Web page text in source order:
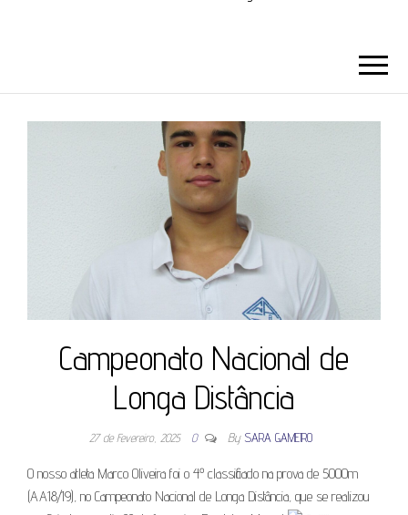
Campeonato Nacional de
Longa Distância
27 de Fevereiro, 2025 0 By SARA GAMEIRO
O nosso atleta Marco Oliveira foi o 4º classificado na prova de 5000m
(AA18/19), no Campeonato Nacional de Longa Distância, que se realizou